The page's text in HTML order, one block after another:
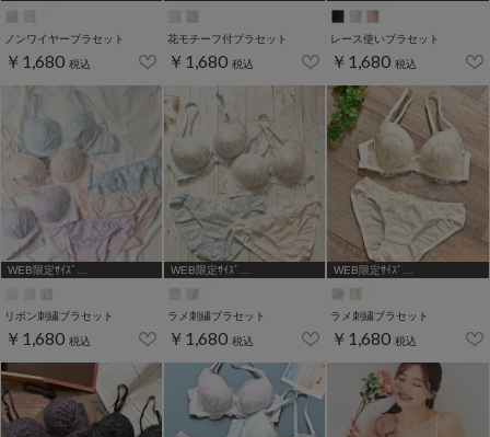
ノンワイヤーブラセット
￥1,680 税込
花モチーフ付ブラセット
￥1,680 税込
レース使いブラセット
￥1,680 税込
WEB限定ｻｲｽﾞ
リボン刺繍ブラセット
￥1,680 税込
WEB限定ｻｲｽﾞ
ラメ刺繍ブラセット
￥1,680 税込
WEB限定ｻｲｽﾞ
ラメ刺繍ブラセット
￥1,680 税込